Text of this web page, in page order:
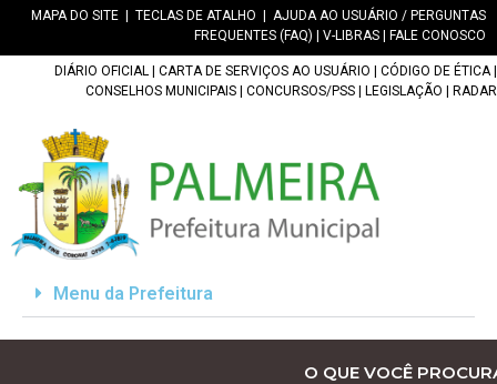
MAPA DO SITE TECLAS DE ATALHO
AJUDA AO USUÁRIO / PERGUNTAS
FREQUENTES (FAQ)
V-LIBRAS FALE CONOSCO
DIÁRIO OFICIAL CARTA DE SERVIÇOS AO USUÁRIO CÓDIGO DE ÉTICA|
CONSELHOS MUNICIPAIS
CONCURSOS/PSS LEGISLAÇÃO RADAR
Menu da Prefeitura
O QUE VOCÊ